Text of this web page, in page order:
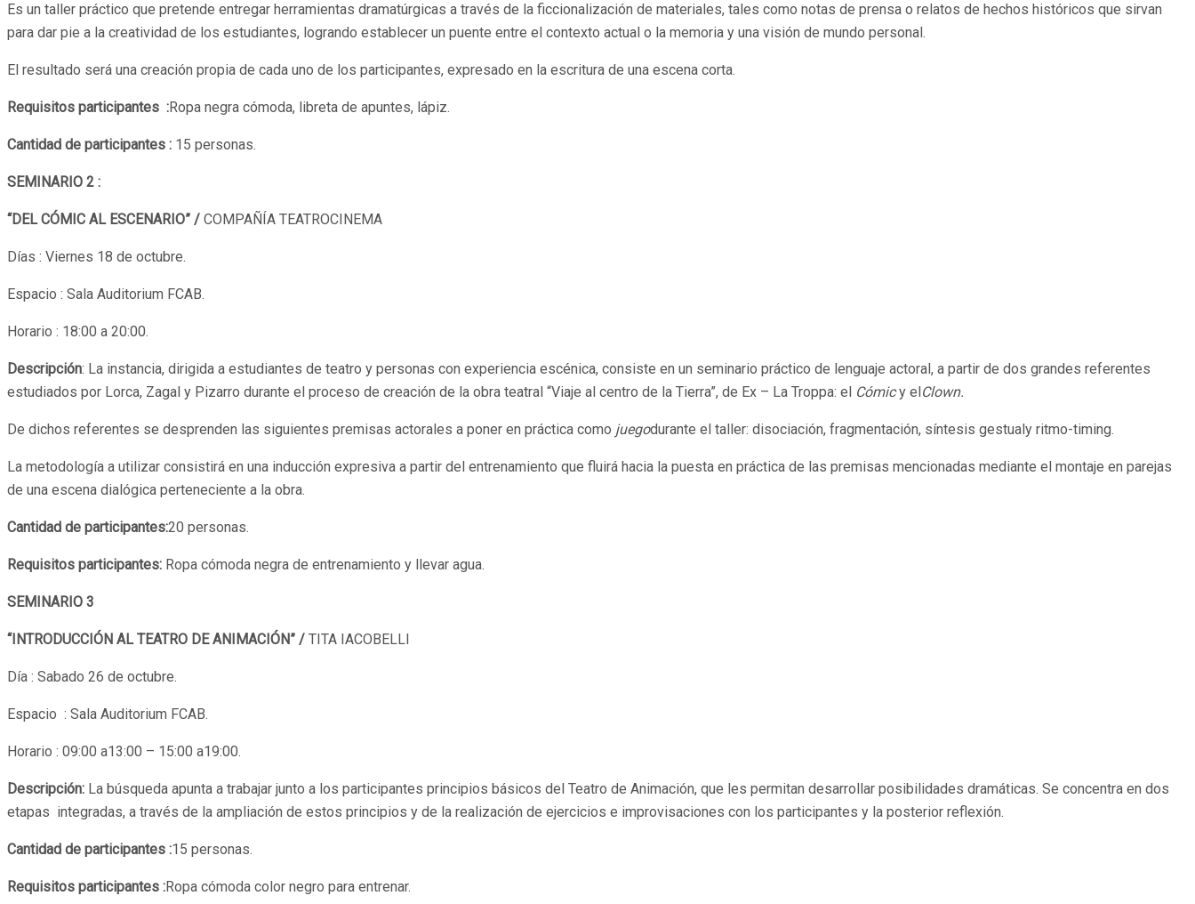
Es un taller práctico que pretende entregar herramientas dramatúrgicas a través de la ficcionalización de materiales, tales como notas de prensa o relatos de hechos históricos que sirvan
para dar pie a la creatividad de los estudiantes, logrando establecer un puente entre el contexto actual o la memoria y una visión de mundo personal.
El resultado será una creación propia de cada uno de los participantes, expresado en la escritura de una escena corta.
Requisitos participantes :Ropa negra cómoda, libreta de apuntes, lápiz.
Cantidad de participantes : 15 personas.
SEMINARIO 2 :
“DEL CÓMIC AL ESCENARIO” / COMPAÑÍA TEATROCINEMA
Días : Viernes 18 de octubre.
Espacio : Sala Auditorium FCAB.
Horario : 18:00 a 20:00.
Descripción: La instancia, dirigida a estudiantes de teatro y personas con experiencia escénica, consiste en un seminario práctico de lenguaje actoral, a partir de dos grandes referentes
estudiados por Lorca, Zagal y Pizarro durante el proceso de creación de la obra teatral “Viaje al centro de la Tierra”, de Ex – La Troppa: el Cómicy el Clown.
De dichos referentes se desprenden las siguientes premisas actorales a poner en práctica como juegodurante el taller: disociación, fragmentación, síntesis gestualy ritmo-timing.
La metodología a utilizar consistirá en una inducción expresiva a partir del entrenamiento que fluirá hacia la puesta en práctica de las premisas mencionadas mediante el montaje en parejas
de una escena dialógica perteneciente a la obra.
Cantidad de participantes:20 personas.
Requisitos participantes: Ropa cómoda negra de entrenamiento y llevar agua.
SEMINARIO 3
“INTRODUCCIÓN AL TEATRO DE ANIMACIÓN” / TITA IACOBELLI
Día : Sabado 26 de octubre.
Espacio : Sala Auditorium FCAB.
Horario : 09:00 a13:00 – 15:00 a19:00.
Descripción: La búsqueda apunta a trabajar junto a los participantes principios básicos del Teatro de Animación, que les permitan desarrollar posibilidades dramáticas. Se concentra en dos
etapas integradas, a través de la ampliación de estos principios y de la realización de ejercicios e improvisaciones con los participantes y la posterior reflexión.
Cantidad de participantes :15 personas.
Requisitos participantes :Ropa cómoda color negro para entrenar.